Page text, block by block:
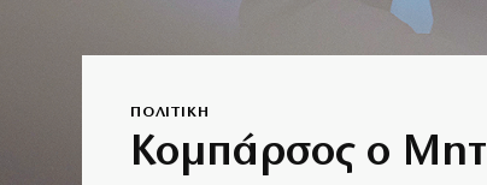
ΠΟΛΙΤΙΚΗ
Κομπάρσος ο